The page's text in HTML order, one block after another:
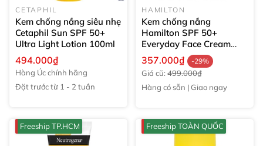
CETAPHIL
Kem chống nắng siêu nhẹ
Cetaphil Sun SPF 50+
Ultra Light Lotion 100ml
494.000₫
Hàng Úc chính hãng
Đặt trước từ 1 - 2 tuần
HAMILTON
Kem chống nắng
Hamilton SPF 50+
Everyday Face Cream
75g
357.000₫ -29%
Giá cũ: 499.000₫
Hàng có sẵn | Giao ngay
Freeship TP.HCM Freeship TOÀN QUỐC